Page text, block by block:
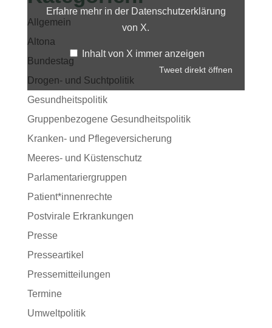
Erfahre mehr in der Datenschutzerklärung
von X.
Inhalt von X immer anzeigen
Tweet direkt öffnen
Allgemein
Altona
Bundestag
Drogen- und Suchtpolitik
Gesundheitspolitik
Gruppenbezogene Gesundheitspolitik
Kranken- und Pflegeversicherung
Meeres- und Küstenschutz
Parlamentariergruppen
Patient*innenrechte
Postvirale Erkrankungen
Presse
Presseartikel
Pressemitteilungen
Termine
Umweltpolitik